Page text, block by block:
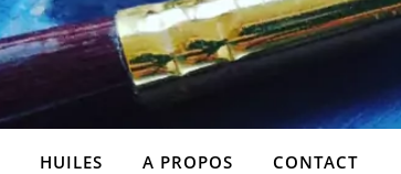
HUILES A PROPOS CONTACT